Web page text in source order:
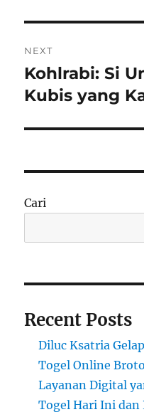
NEXT
Next
post:
Kohlrabi: Si
Kubis yang
Cari
Recent Posts
Diluc Ksatria
Togel Online
Layanan Digital
Togel Hari Ini dan